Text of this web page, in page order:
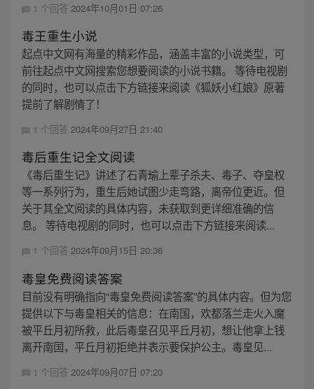
1 个回答 2024年10月01日 07:26
毒王重生小说
起点中文网有海量的精彩作品，涵盖丰富的小说类型，可
前往起点中文网搜索您想要阅读的小说书籍。 等待电视剧
的同时，也可以点击下方链接来阅读《狐妖小红娘》原著
提前了解剧情了！
1 个回答 2024年09月27日 21:40
毒后重生记全文阅读
《毒后重生记》讲述了石青瑜上辈子杀夫、毒子、夺皇权
等一系列行为，重生后她试图少走弯路，离帝位更近。但
关于其全文阅读的具体内容，未获取到更详细准确的信
息。 等待电视剧的同时，也可以点击下方链接来阅读...
1 个回答 2024年09月15日 20:36
毒皇免费阅读答案
目前没有明确指向“毒皇免费阅读答案”的具体内容。但为您
提供以下与毒皇相关的信息：在南国，欢都落兰走火入魔
被平丘月初所救，此后毒皇召见平丘月初，想让他拿上钱
离开南国，平丘月初拒绝并表示要保护公主。毒皇见...
1 个回答 2024年09月07日 07:20